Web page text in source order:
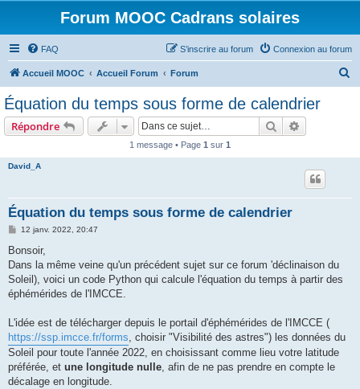
Forum MOOC Cadrans solaires
FAQ Connexion au forum
S’inscrire au forum
Accueil MOOC Accueil Forum Forum
Équation du temps sous forme de calendrier
Répondre Rechercher
1 message • Page 1 sur 1
David_A
Équation du temps sous forme de calendrier
M
s
a
g
12 janv. 2022, 20:47
Bonsoir,
Dans la même veine qu'un précédent sujet sur ce forum 'déclinaison du
Soleil), voici un code Python qui calcule l'équation du temps à partir des
éphémérides de l'IMCCE.
L'idée est de télécharger depuis le portail d'éphémérides de l'IMCCE (
https://ssp.imcce.fr/forms, choisir "Visibilité des astres") les données du
Soleil pour toute l'année 2022, en choisissant comme lieu votre latitude
préférée, et une longitude nulle, afin de ne pas prendre en compte le
décalage en longitude.